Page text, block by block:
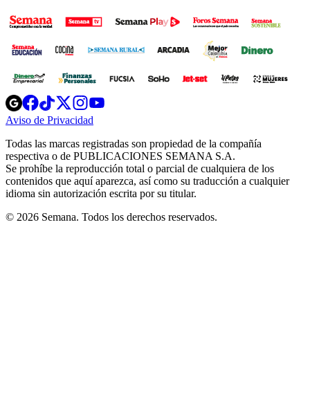
Opens
in
new
Opens
in
new
Opens
in
new
window
Opens
new
windowwindow
Aviso de Privacidad
new
window
Todas las marcas registradas son propiedad de la compañía
respectiva o de PUBLICACIONES SEMANA S.A.
Se prohíbe la reproducción total o parcial de cualquiera de los
contenidos que aquí aparezca, así como su traducción a cualquier
idioma sin autorización escrita por su titular.
© 2026 Semana. Todos los derechos reservados.